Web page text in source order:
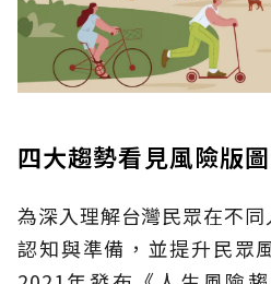
四大趨勢看見風險版
為深入理解台灣民眾在不
認知與準備，並提升民眾